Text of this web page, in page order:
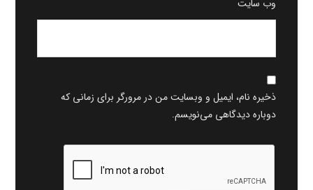
وب‌ سایت
ذخیره نام، ایمیل و وبسایت من در مرورگر برای زمانی که
دوباره دیدگاهی می‌نویسم.